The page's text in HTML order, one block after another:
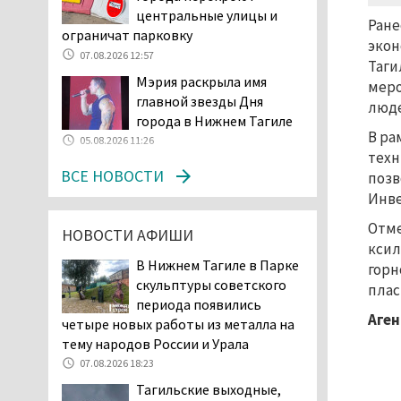
В
отношении «Водоканала-НТ» из-за
отсутствия холодной воды
06.08.2026 15:42
Двое детей пострадали
при сходе трамвая с
рельсов в Нижнем Тагиле
06.08.2026 14:25
Правительство РФ
разрешило производство
и продажу бензина класса
«Евро-2», в котором содержание
«Евро-5». Это опасно для здоровья и
повышает износ автомобиля
06.08.2026 13:53
В Детской городской
больнице № 3 Нижнего
обвинения родителей, которые
центральные улицы и
ограничат парковку
07.08.2026 12:57
Мэрия раскрыла имя
главной звезды Дня
города в Нижнем Тагиле
05.08.2026 11:26
ВСЕ НОВОСТИ
НОВОСТИ АФИШИ
В Нижнем Тагиле в Парке
скульптуры советского
периода появились
четыре новых работы из металла на
тему народов России и Урала
07.08.2026 18:23
Тагильские выходные,